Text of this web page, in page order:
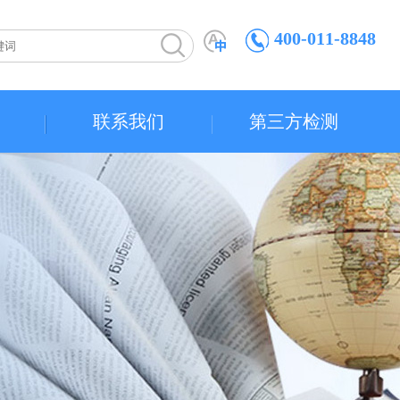
400-011-8848
联系我们 第三方检测